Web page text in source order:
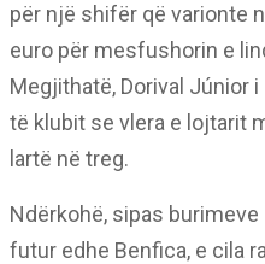
për një shifër që varionte
euro për mesfushorin e
Megjithatë, Dorival Júnior
të klubit se vlera e lojtarit
lartë në treg.
Ndërkohë, sipas
futur edhe Benfica, e cila